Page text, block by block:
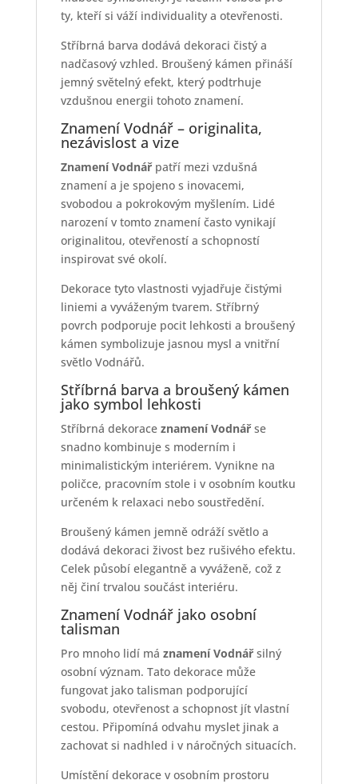
ty, kteří si váží individuality a otevřenosti.
Stříbrná barva dodává dekoraci čistý a
nadčasový vzhled. Broušený kámen přináší
jemný světelný efekt, který podtrhuje
vzdušnou energii tohoto znamení.
Znamení Vodnář – originalita,
nezávislost a vize
Znamení Vodnářpatří mezi vzdušná
znamení a je spojeno s inovacemi,
svobodou a pokrokovým myšlením. Lidé
narození v tomto znamení často vynikají
originalitou, otevřeností a schopností
inspirovat své okolí.
Dekorace tyto vlastnosti vyjadřuje čistými
liniemi a vyváženým tvarem. Stříbrný
povrch podporuje pocit lehkosti a broušený
kámen symbolizuje jasnou mysl a vnitřní
světlo Vodnářů.
Stříbrná barva a broušený kámen
jako symbol lehkosti
Stříbrná dekorace znamení Vodnářse
snadno kombinuje s moderním i
minimalistickým interiérem. Vynikne na
poličce, pracovním stole i v osobním koutku
určeném k relaxaci nebo soustředění.
Broušený kámen jemně odráží světlo a
dodává dekoraci živost bez rušivého efektu.
Celek působí elegantně a vyváženě, což z
něj činí trvalou součást interiéru.
Znamení Vodnář jako osobní
talisman
Pro mnoho lidí má znamení Vodnářsilný
osobní význam. Tato dekorace může
fungovat jako talisman podporující
svobodu, otevřenost a schopnost jít vlastní
cestou. Připomíná odvahu myslet jinak a
zachovat si nadhled i v náročných situacích.
Umístění dekorace v osobním prostoru